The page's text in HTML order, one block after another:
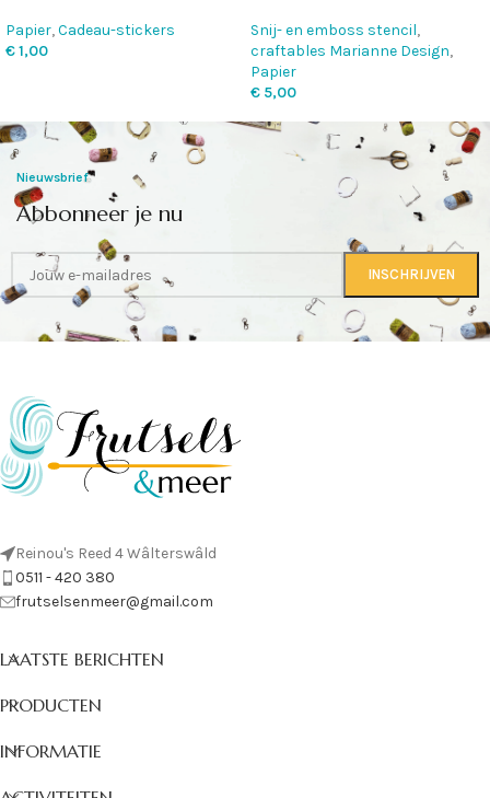
Papier,Cadeau-stickers
€1,00
Snij- en emboss stencil,
craftables Marianne Design,
Papier
€ 5,00
Nieuwsbrief
Abbonneer je nu
Reinou's Reed 4 Wâlterswâld
0511 - 420 380
frutselsenmeer@gmail.com
LAATSTE BERICHTEN
PRODUCTEN
INFORMATIE